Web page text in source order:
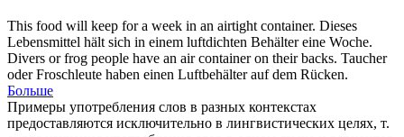
This food will keep for a week in an airtight container. Dieses
Lebensmittel hält sich in einem luftdichten Behältereine Woche.
Divers or frog people have an aircontaineron their backs. Taucher
oder Froschleute haben einen Luftbehälter auf dem Rücken.
Больше
Примеры употребления слов в разных контекстах
предоставляются исключительно в лингвистических целях, т.